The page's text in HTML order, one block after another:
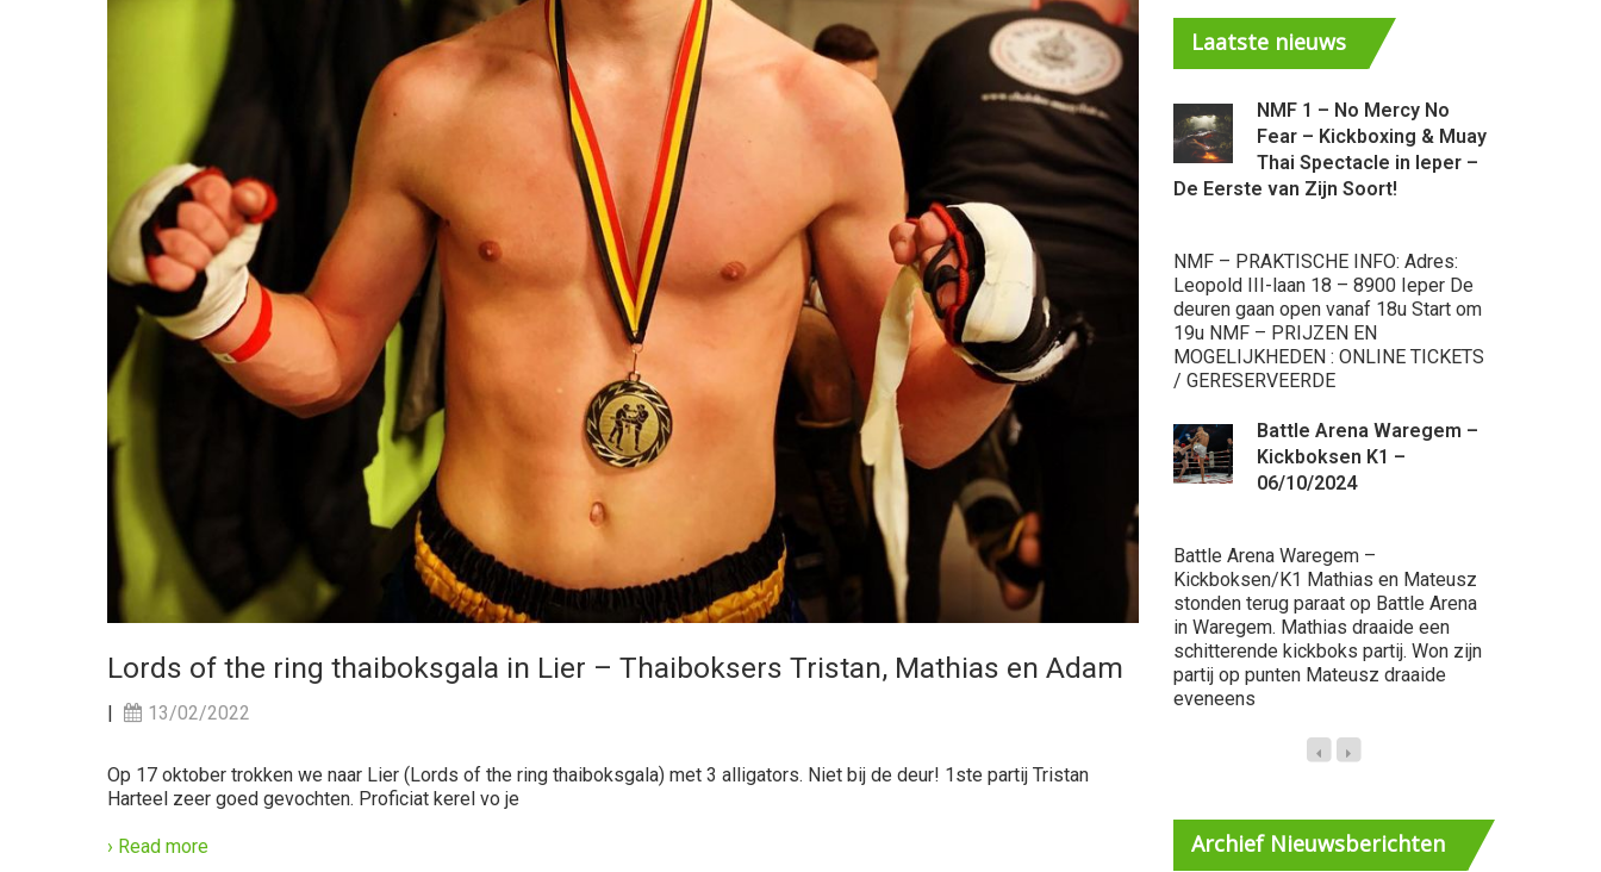
Lords of the ring thaiboksgala in Lier – Thaiboksers Tristan, Mathias en Adam
| 13/02/2022
Op 17 oktober trokken we naar Lier (Lords of the ring thaiboksgala) met 3 alligators. Niet bij de deur! 1ste partij Tristan
Harteel zeer goed gevochten. Proficiat kerel vo je
› Read more
Laatste nieuws
NMF 1 – No Mercy No
Fear – Kickboxing & Muay
Thai Spectacle in Ieper –
De Eerste van Zijn Soort!
NMF – PRAKTISCHE INFO: Adres:
Leopold III-laan 18 – 8900 Ieper De
deuren gaan open vanaf 18u Start om
19u NMF – PRIJZEN EN
MOGELIJKHEDEN : ONLINE TICKETS
/ GERESERVEERDE
Battle Arena Waregem –
Kickboksen K1 –
06/10/2024
Battle Arena Waregem –
Kickboksen/K1 Mathias en Mateusz
stonden terug paraat op Battle Arena
in Waregem. Mathias draaide een
schitterende kickboks partij. Won zijn
partij op punten Mateusz draaide
eveneens
ArchiefNieuwsberichten